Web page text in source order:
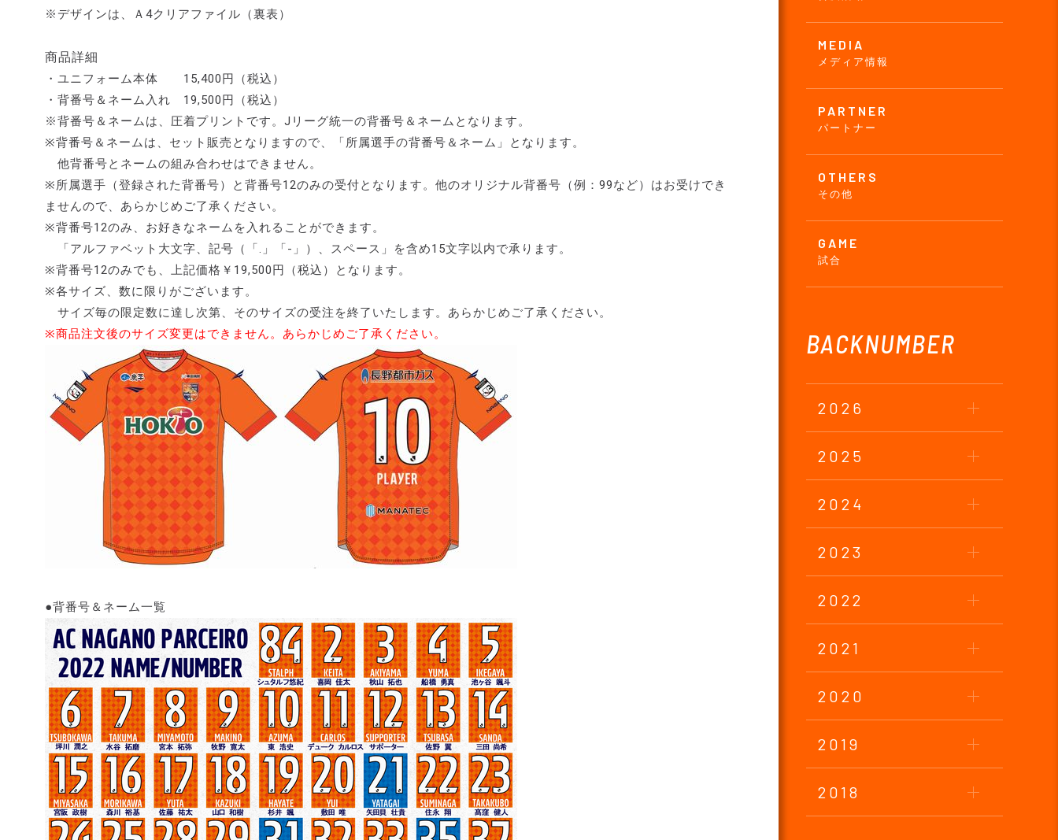
MEDIA
メディア情報
PARTNER
パートナー
OTHERS
その他
GAME
試合
BACKNUMBER
2026
2025
2024
2023
2022
2021
2020
2019
2018
※デザインは、Ａ4クリアファイル（裏表）
商品詳細
・ユニフォーム本体 15,400円（税込）
・背番号＆ネーム入れ 19,500円（税込）
※背番号＆ネームは、圧着プリントです。Jリーグ統一の背番号＆ネームとなります。
※背番号＆ネームは、セット販売となりますので、「所属選手の背番号＆ネーム」となります。
他背番号とネームの組み合わせはできません。
※所属選手（登録された背番号）と背番号12のみの受付となります。他のオリジナル背番号（例：99など）はお受けでき
ませんので、あらかじめご了承ください。
※背番号12のみ、お好きなネームを入れることができます。
「アルファベット大文字、記号（「.」「-」）、スペース」を含め15文字以内で承ります。
※背番号12のみでも、上記価格￥19,500円（税込）となります。
※各サイズ、数に限りがございます。
サイズ毎の限定数に達し次第、そのサイズの受注を終了いたします。あらかじめご了承ください。
※商品注文後のサイズ変更はできません。あらかじめご了承ください。
●背番号＆ネーム一覧